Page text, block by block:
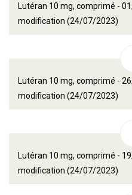
Lutéran 10 mg, comprimé -
modification (24/07/2023)
Lutéran 10 mg, comprimé -
modification (24/07/2023)
Lutéran 10 mg, comprimé -
modification (24/07/2023)